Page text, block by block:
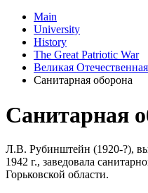
Main
University
History
The Great Patriotic War
Великая
Санитарная оборона
Санитарная
Л.В. Рубинштейн (1920-?),
1942 г., заведовала
Горьковской области.